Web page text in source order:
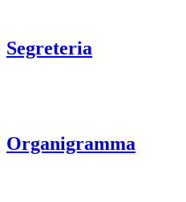
Segreteria
Organigramma